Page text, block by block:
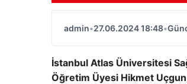
admin•27.06.2024 18:48•
İstanbul Atlas Üniversitesi
Öğretim Üyesi Hikmet